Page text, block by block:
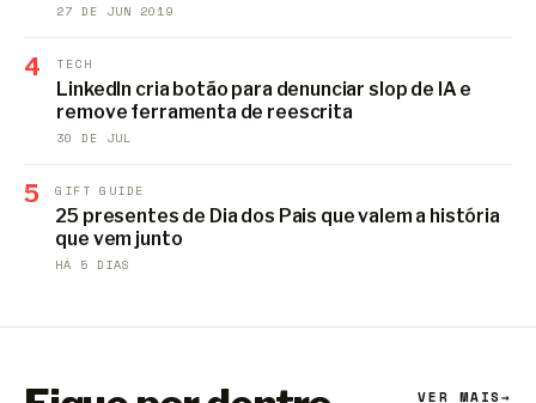
27 DE JUN 2019
4 TECH
LinkedIn cria botão para denunciar slop de IA e
remove ferramenta de reescrita
30 DE JUL
5 GIFT GUIDE
25 presentes de Dia dos Pais que valem a história
que vem junto
HÁ 5 DIAS
VER MAIS→